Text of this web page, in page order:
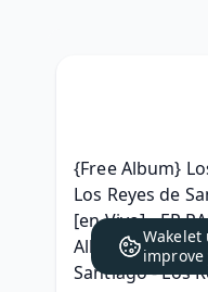
{Free Album}
Los Reyes de
[en Vivo] - EP
Album
Santiago - Los
Wakelet
improve